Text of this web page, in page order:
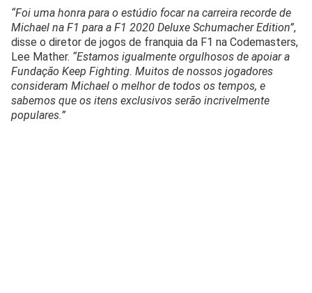
“Foi uma honra para o estúdio focar na carreira recorde de
Michael na F1 para a F1 2020 Deluxe Schumacher Edition”,
disse o diretor de jogos de franquia da F1 na Codemasters,
Lee Mather. “Estamos igualmente orgulhosos de apoiar a
Fundação Keep Fighting. Muitos de nossos jogadores
consideram Michael o melhor de todos os tempos, e
sabemos que os itens exclusivos serão incrivelmente
populares.”